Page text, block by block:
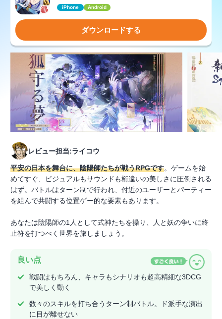
iPhone Android
ダウンロードする
レビュー担当:ライコウ
平安の日本を舞台に、陰陽師たちが戦うRPGです。ゲームを始
めてすぐ、ビジュアルもサウンドも桁違いの美しさに圧倒される
はず。バトルはターン制で行われ、付近のユーザーとパーティー
を組んで共闘する位置ゲー的な要素もあります。
あなたは陰陽師の1人として式神たちを操り、人と妖の争いに終
止符を打つべく世界を旅しましょう。
良い点
戦闘はもちろん、キャラもシナリオも超高精細な3DCG
で美しく動く
数々のスキルを打ち合うターン制バトル。ド派手な演出
に目が離せない